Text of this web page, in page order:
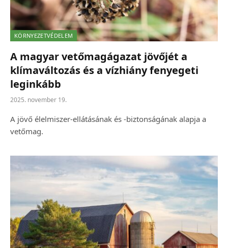
KÖRNYEZETVÉDELEM
A magyar vetőmagágazat jövőjét a
klímaváltozás és a vízhiány fenyegeti
leginkább
2025. november 19.
A jövő élelmiszer-ellátásának és -biztonságának alapja a
vetőmag.